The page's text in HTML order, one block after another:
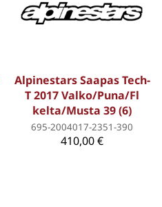
Alpinestars Saapas Tech-
T 2017 Valko/Puna/Fl
kelta/Musta 39 (6)
695-2004017-2351-390
410,00 €